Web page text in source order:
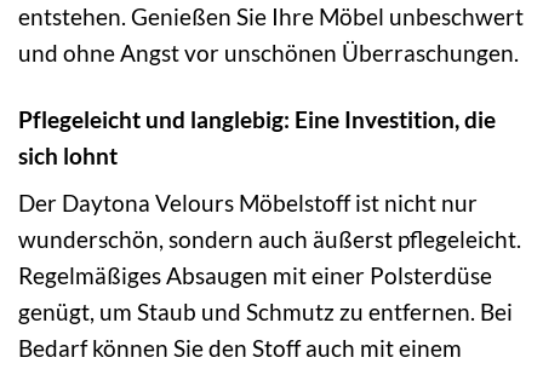
entstehen. Genießen Sie Ihre Möbel unbeschwert
und ohne Angst vor unschönen Überraschungen.
Pflegeleicht und langlebig: Eine Investition, die
sich lohnt
Der Daytona Velours Möbelstoff ist nicht nur
wunderschön, sondern auch äußerst pflegeleicht.
Regelmäßiges Absaugen mit einer Polsterdüse
genügt, um Staub und Schmutz zu entfernen. Bei
Bedarf können Sie den Stoff auch mit einem